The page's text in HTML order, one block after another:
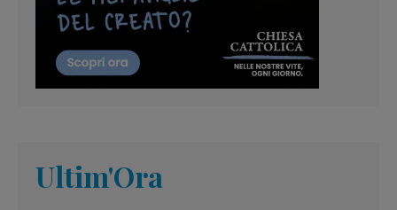
Ultim'Ora